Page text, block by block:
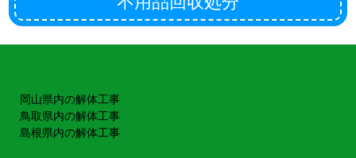
岡山県内の解体工事
鳥取県内の解体工事
島根県内の解体工事